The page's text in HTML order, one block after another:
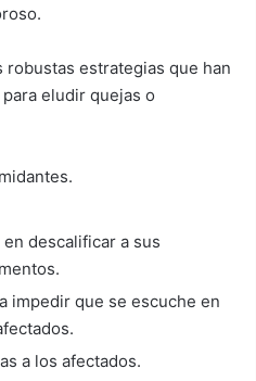
robustas estrategias que han
eludir quejas o
descalificar a sus
impedir que se escuche en
a los afectados.